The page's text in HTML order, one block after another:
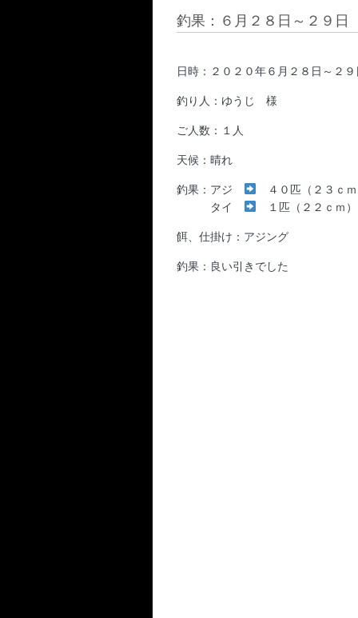
釣果：６月２８日～２９日
日時：２０２０年６月２８日～２
釣り人：ゆうじ 様
ご人数：１人
天候：晴れ
釣果：アジ
４０匹（２３ｃ
タイ
１匹（２２ｃｍ）
餌、仕掛け：アジング
釣果：良い引きでした